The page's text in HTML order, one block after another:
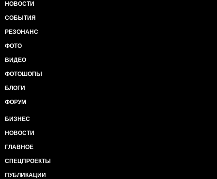
НОВОСТИ
СОБЫТИЯ
РЕЗОНАНС
ФОТО
ВИДЕО
ФОТОШОПЫ
БЛОГИ
ФОРУМ
БИЗНЕС
НОВОСТИ
ГЛАВНОЕ
СПЕЦПРОЕКТЫ
ПУБЛИКАЦИИ